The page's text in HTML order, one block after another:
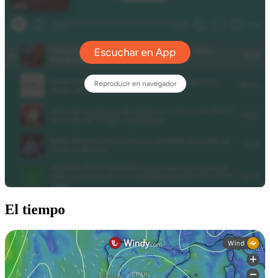
El tiempo